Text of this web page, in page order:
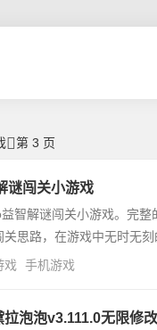
第 3 页
谜闯关小游戏
智解谜闯关小游戏。完
思路，在游戏中无时无
戏 手机游戏
泡泡v3.111.0无限修改